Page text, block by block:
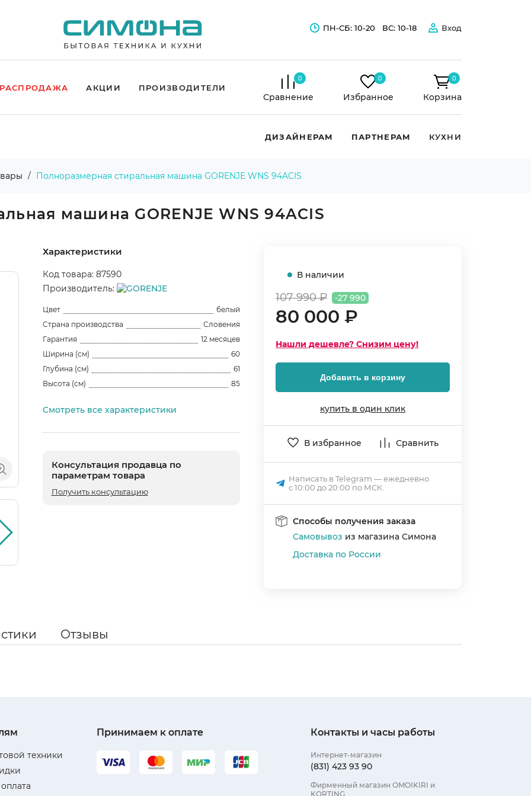
ПН-СБ: 10-20 ВС: 10-18 Вход
РАСПРОДАЖА АКЦИИ ПРОИЗВОДИТЕЛИ
Сравнение
0
Избранное
0
Корзина
0
ДИЗАЙНЕРАМ ПАРТНЕРАМ КУХНИ
Полноразмерная стиральная машина GORENJE WNS 94ACIS
машина GORENJE WNS 94ACIS
В наличии
107 990 ₽ -27 990
80 000 ₽
Нашли дешевле? Снизим цену!
Добавить в корзину
купить в один клик
В избранное Сравнить
Написать в Telegram — ежедневно
с 10:00 до 20:00 по МСК.
Способы получения заказа
Самовывоз из магазина Симона
Доставка по России
Характеристики
Код товара: 87590
Производитель:
Цвет
белый
Страна производства
Словения
Гарантия
12 месяцев
Ширина (см)
60
Глубина (см)
61
Высота (см)
85
Смотреть все характеристики
Консультация продавца по
параметрам товара
Получить консультацию
Отзывы
техники
Контакты и часы работы
Интернет-магазин
(831) 423 93 90
Фирменный магазин OMOIKIRI и
KORTING
Принимаем к оплате